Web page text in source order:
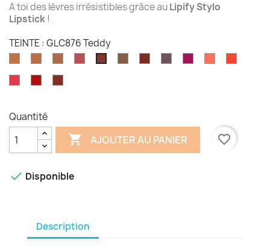
A toi des lèvres irrésistibles grâce auLipify Stylo
Lipstick !
TEINTE : GLC876 Teddy
Quantité
 AJOUTER AU PANIER favorite_border
 Disponible
Description